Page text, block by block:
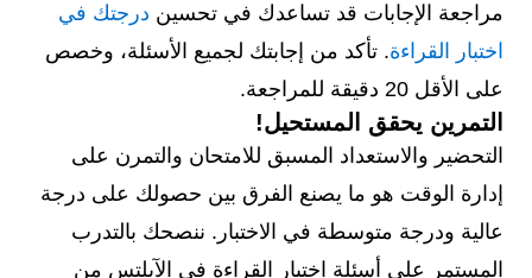
مراجعة الإجابات قد تساعدك في تحسين درجتك في
اختبار القراءة. تأكد من إجابتك لجميع الأسئلة، وخصص
على الأقل 20 دقيقة للمراجعة.
التمرين يحقق المستحيل!
التحضير والاستعداد المسبق للامتحان والتمرن على
إدارة الوقت هو ما يصنع الفرق بين حصولك على درجة
عالية ودرجة متوسطة في الاختبار. ننصحك بالتدرب
المستمر على أسئلة اختبار القراءة في الآيلتس من